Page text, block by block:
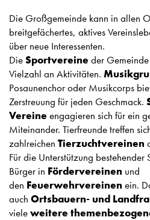
Die Großgemeinde kann in allen
breitgefächertes, aktives
über neue Interessenten.
DieSportvereine der
Vielzahl an Aktivitäten.
Posaunenchor oder Musikcorps
Zerstreuung für jeden Geschmack.
Vereine engagieren sich für ein
Miteinander. Tierfreunde treffen
zahlreichen Tierzuchtvereinen
Für die Unterstützung bestehender
Bürger in Fördervereinen und
den Feuerwehrvereinen ein.
auch Ortsbauern- und
vieleweitere